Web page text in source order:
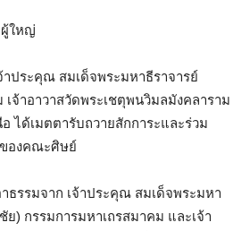
ผู้ใหญ่
าประคุณ สมเด็จพระมหาธีราจารย์
เจ้าอาวาสวัดพระเชตุพนวิมลมังคลาราม
ได้เมตตารับถวายสักการะและร่วม
องคณะศิษย์
ธรรมจาก เจ้าประคุณ สมเด็จพระมหา
) กรรมการมหาเถรสมาคม และเจ้า